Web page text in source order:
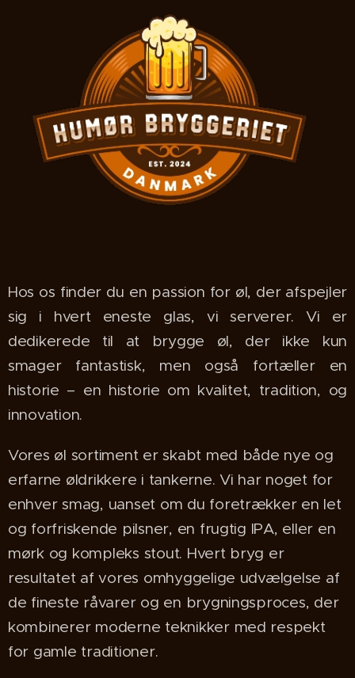
Hos os finder du en passion for øl, der afspejler
sig i hvert eneste glas, vi serverer. Vi er
dedikerede til at brygge øl, der ikke kun
smager fantastisk, men også fortæller en
historie – en historie om kvalitet, tradition, og
innovation.
Vores øl sortiment er skabt med både nye og
erfarne øldrikkere i tankerne. Vi har noget for
enhver smag, uanset om du foretrækker en let
og forfriskende pilsner, en frugtig IPA, eller en
mørk og kompleks stout. Hvert bryg er
resultatet af vores omhyggelige udvælgelse af
de fineste råvarer og en brygningsproces, der
kombinerer moderne teknikker med respekt
for gamle traditioner.